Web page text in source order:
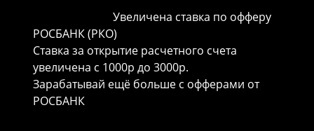
Увеличена ставка по офферу
РОСБАНК (РКО)
Ставка за открытие расчетного счета
увеличена с 1000р до 3000р.
Зарабатывай ещё больше с офферами от
РОСБАНК